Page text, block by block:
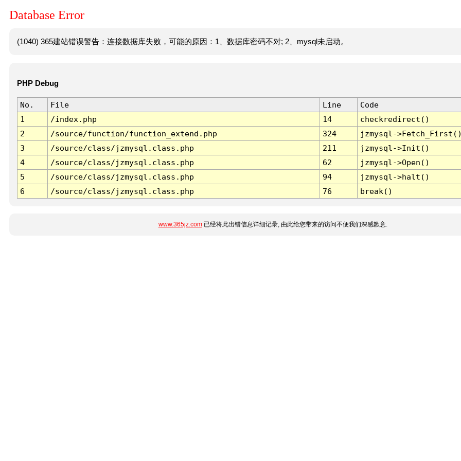
Database Error
(1040) 365建站错误警告：连接数据库失败，可能的原因：1、数据库密码不对; 2、mysql未启动。
PHP Debug
No. File Line
Code
1
/index.php 14
checkredirect()
2
/source/function/function_extend.php 324
jzmysql-
3
/source/class/jzmysql.class.php 211
jzmysql->Init()
4
/source/class/jzmysql.class.php 62
jzmysql->Open()
5
/source/class/jzmysql.class.php 94
jzmysql->halt()
6
/source/class/jzmysql.class.php 76 break()
www.365jz.com已经将此出错信息详细记录, 由此给您带来的访问不便我们深感歉意.